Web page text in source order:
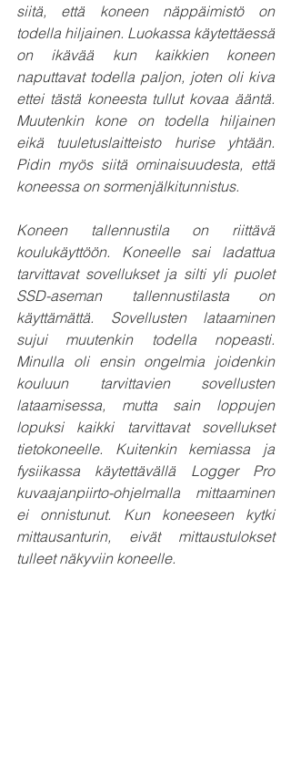
siitä, että koneen näppäimistö on
todella hiljainen. Luokassa käytettäessä
on ikävää kun kaikkien koneen
naputtavat todella paljon, joten oli kiva
ettei tästä koneesta tullut kovaa ääntä.
Muutenkin kone on todella hiljainen
eikä tuuletuslaitteisto hurise yhtään.
Pidin myös siitä ominaisuudesta, että
koneessa on sormenjälkitunnistus.
Koneen tallennustila on riittävä
koulukäyttöön. Koneelle sai ladattua
tarvittavat sovellukset ja silti yli puolet
SSD-aseman tallennustilasta on
käyttämättä. Sovellusten lataaminen
sujui muutenkin todella nopeasti.
Minulla oli ensin ongelmia joidenkin
kouluun tarvittavien sovellusten
lataamisessa, mutta sain loppujen
lopuksi kaikki tarvittavat sovellukset
tietokoneelle. Kuitenkin kemiassa ja
fysiikassa käytettävällä Logger Pro
kuvaajanpiirto-ohjelmalla mittaaminen
ei onnistunut. Kun koneeseen kytki
mittausanturin, eivät mittaustulokset
tulleet näkyviin koneelle.